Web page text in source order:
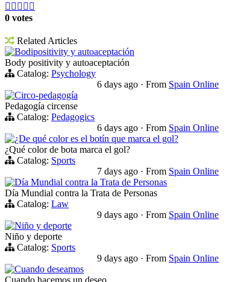
    
0 votes
Related Articles
Bodipositivity y autoaceptación
Body positivity y autoaceptación
Catalog: Psychology
6 days ago · From Spain Online
Circo-pedagogía
Pedagogía circense
Catalog: Pedagogics
6 days ago · From Spain Online
¿De qué color es el botín que marca el gol?
¿Qué color de bota marca el gol?
Catalog: Sports
7 days ago · From Spain Online
Día Mundial contra la Trata de Personas
Día Mundial contra la Trata de Personas
Catalog: Law
9 days ago · From Spain Online
Niño y deporte
Niño y deporte
Catalog: Sports
9 days ago · From Spain Online
Cuando deseamos
Cuando hacemos un deseo